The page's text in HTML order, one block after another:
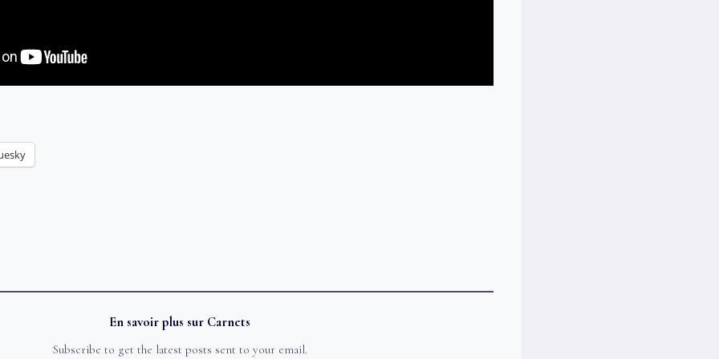
En savoir plus sur Carnets
Subscribe to get the latest posts sent to your email.